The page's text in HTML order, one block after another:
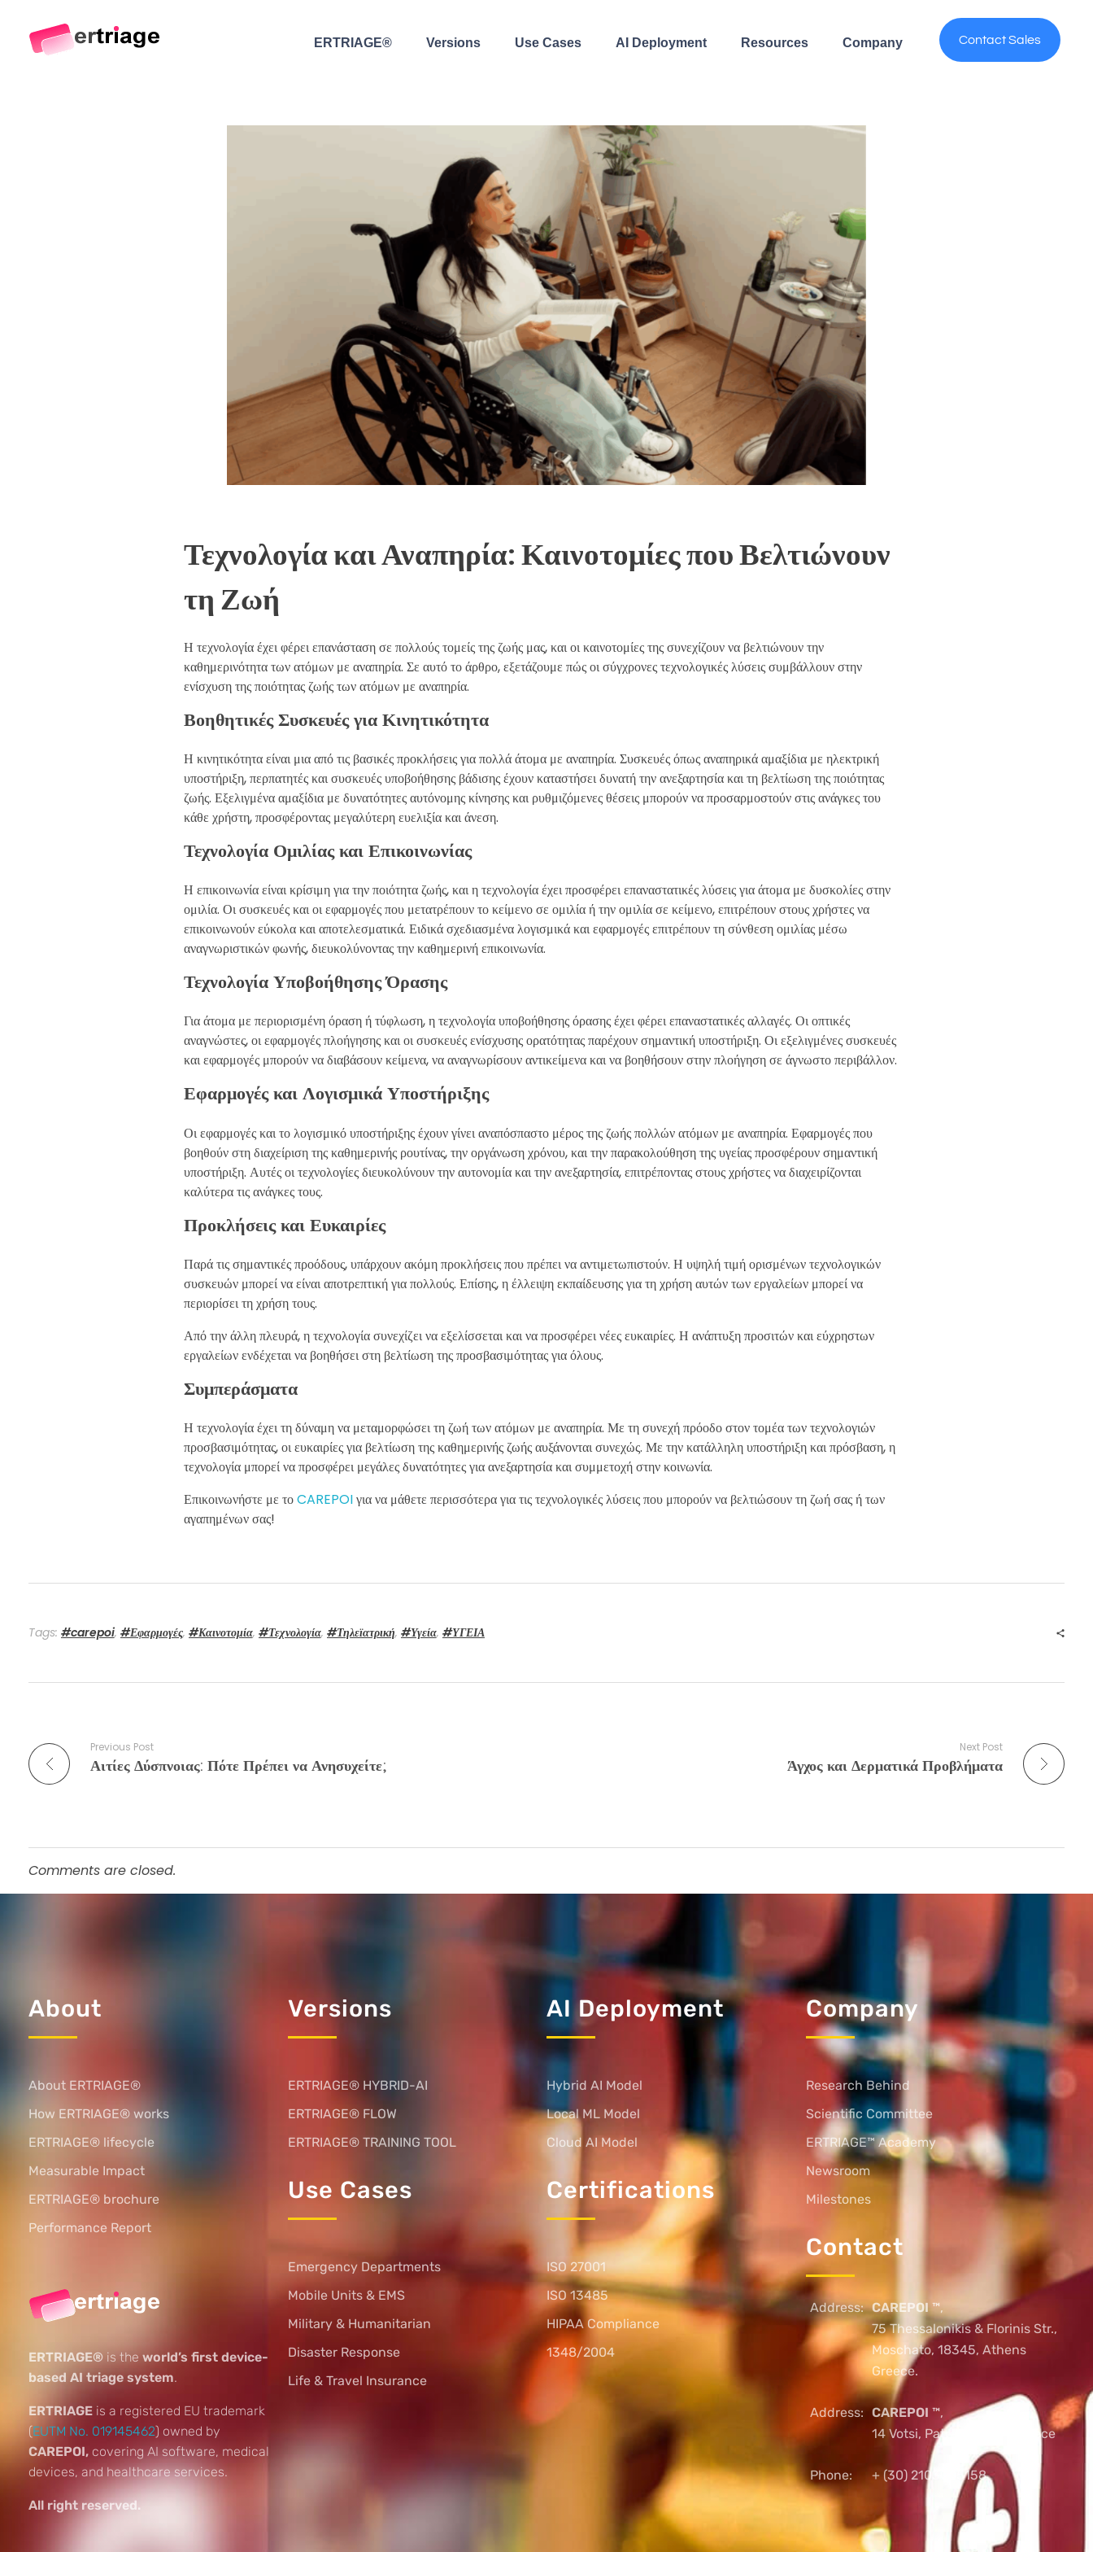
ERTRIAGE® Versions Use Cases AI Deployment Resources Company Contact Sales
Τεχνολογία και Αναπηρία: Καινοτομίες που Βελτιώνουν
τη Ζωή
Η τεχνολογία έχει φέρει επανάσταση σε πολλούς τομείς της ζωής μας, και οι καινοτομίες της συνεχίζουν να βελτιώνουν την
καθημερινότητα των ατόμων με αναπηρία. Σε αυτό το άρθρο, εξετάζουμε πώς οι σύγχρονες τεχνολογικές λύσεις συμβάλλουν στην
ενίσχυση της ποιότητας ζωής των ατόμων με αναπηρία.
Βοηθητικές Συσκευές για Κινητικότητα
Η κινητικότητα είναι μια από τις βασικές προκλήσεις για πολλά άτομα με αναπηρία. Συσκευές όπως αναπηρικά αμαξίδια με ηλεκτρική
υποστήριξη, περπατητές και συσκευές υποβοήθησης βάδισης έχουν καταστήσει δυνατή την ανεξαρτησία και τη βελτίωση της ποιότητας
ζωής. Εξελιγμένα αμαξίδια με δυνατότητες αυτόνομης κίνησης και ρυθμιζόμενες θέσεις μπορούν να προσαρμοστούν στις ανάγκες του
κάθε χρήστη, προσφέροντας μεγαλύτερη ευελιξία και άνεση.
Τεχνολογία Ομιλίας και Επικοινωνίας
Η επικοινωνία είναι κρίσιμη για την ποιότητα ζωής, και η τεχνολογία έχει προσφέρει επαναστατικές λύσεις για άτομα με δυσκολίες στην
ομιλία. Οι συσκευές και οι εφαρμογές που μετατρέπουν το κείμενο σε ομιλία ή την ομιλία σε κείμενο, επιτρέπουν στους χρήστες να
επικοινωνούν εύκολα και αποτελεσματικά. Ειδικά σχεδιασμένα λογισμικά και εφαρμογές επιτρέπουν τη σύνθεση ομιλίας μέσω
αναγνωριστικών φωνής, διευκολύνοντας την καθημερινή επικοινωνία.
Τεχνολογία Υποβοήθησης Όρασης
Για άτομα με περιορισμένη όραση ή τύφλωση, η τεχνολογία υποβοήθησης όρασης έχει φέρει επαναστατικές αλλαγές. Οι οπτικές
αναγνώστες, οι εφαρμογές πλοήγησης και οι συσκευές ενίσχυσης ορατότητας παρέχουν σημαντική υποστήριξη. Οι εξελιγμένες συσκευές
και εφαρμογές μπορούν να διαβάσουν κείμενα, να αναγνωρίσουν αντικείμενα και να βοηθήσουν στην πλοήγηση σε άγνωστο περιβάλλον.
Εφαρμογές και Λογισμικά Υποστήριξης
Οι εφαρμογές και το λογισμικό υποστήριξης έχουν γίνει αναπόσπαστο μέρος της ζωής πολλών ατόμων με αναπηρία. Εφαρμογές που
βοηθούν στη διαχείριση της καθημερινής ρουτίνας, την οργάνωση χρόνου, και την παρακολούθηση της υγείας προσφέρουν σημαντική
υποστήριξη. Αυτές οι τεχνολογίες διευκολύνουν την αυτονομία και την ανεξαρτησία, επιτρέποντας στους χρήστες να διαχειρίζονται
καλύτερα τις ανάγκες τους.
Προκλήσεις και Ευκαιρίες
Παρά τις σημαντικές προόδους, υπάρχουν ακόμη προκλήσεις που πρέπει να αντιμετωπιστούν. Η υψηλή τιμή ορισμένων τεχνολογικών
συσκευών μπορεί να είναι αποτρεπτική για πολλούς. Επίσης, η έλλειψη εκπαίδευσης για τη χρήση αυτών των εργαλείων μπορεί να
περιορίσει τη χρήση τους.
Από την άλλη πλευρά, η τεχνολογία συνεχίζει να εξελίσσεται και να προσφέρει νέες ευκαιρίες. Η ανάπτυξη προσιτών και εύχρηστων
εργαλείων ενδέχεται να βοηθήσει στη βελτίωση της προσβασιμότητας για όλους.
Συμπεράσματα
Η τεχνολογία έχει τη δύναμη να μεταμορφώσει τη ζωή των ατόμων με αναπηρία. Με τη συνεχή πρόοδο στον τομέα των τεχνολογιών
προσβασιμότητας, οι ευκαιρίες για βελτίωση της καθημερινής ζωής αυξάνονται συνεχώς. Με την κατάλληλη υποστήριξη και πρόσβαση, η
τεχνολογία μπορεί να προσφέρει μεγάλες δυνατότητες για ανεξαρτησία και συμμετοχή στην κοινωνία.
Επικοινωνήστε με τοCAREPOIγια να μάθετε περισσότερα για τις τεχνολογικές λύσεις που μπορούν να βελτιώσουν τη ζωή σας ή των
αγαπημένων σας!
Tags: #carepoi, #Εφαρμογές, #Καινοτομία, #Τεχνολογία, #Τηλεϊατρική, #Υγεία, #ΥΓΕΙΑ
Previous Post
Αιτίες Δύσπνοιας: Πότε Πρέπει να Ανησυχείτε;
Next Post
Άγχος και Δερματικά Προβλήματα
Comments are closed.
About
About ERTRIAGE®
How ERTRIAGE® works
ERTRIAGE® lifecycle
Measurable Impact
ERTRIAGE® brochure
Performance Report
ERTRIAGE® is the world’s first device-
based AI triage system.
ERTRIAGE is a registered EU trademark
(EUTM No. 019145462) owned by
CAREPOI, covering AI software, medical
devices, and healthcare services.
All right reserved.
Versions
ERTRIAGE® HYBRID-AI
ERTRIAGE® FLOW
ERTRIAGE® TRAINING TOOL
Use Cases
Emergency Departments
Mobile Units & EMS
Military & Humanitarian
Disaster Response
Life & Travel Insurance
AI Deployment
Hybrid AI Model
Local ML Model
Cloud AI Model
Certifications
ISO 27001
ISO 13485
HIPAA Compliance
1348/2004
Company
Research Behind
Scientific Committee
ERTRIAGE™ Academy
Newsroom
Milestones
Contact
Address: CAREPOI ™,
75 Thessalonikis & Florinis Str.,
Moschato, 18345, Athens
Greece.
Address: CAREPOI ™,
14 Votsi, Patras, 26221, Greece
Phone: + (30) 2103005158